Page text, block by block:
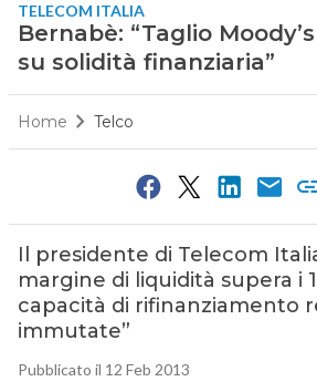
TELECOM ITALIA
Bernabè: “Taglio
su solidità finanziaria”
Home Telco
Il presidente di Telecom
margine di liquidità supera i
capacità di rifinanziamento
immutate”
Pubblicato il 12 Feb 2013